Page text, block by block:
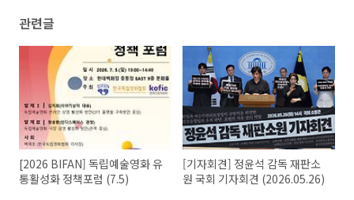
관련글
[2026 BIFAN] 독립예술영화 유
통활성화 정책포럼 (7.5)
[기자회견] 정윤석 감독 재판소
원 국회 기자회견 (2026.05.26)